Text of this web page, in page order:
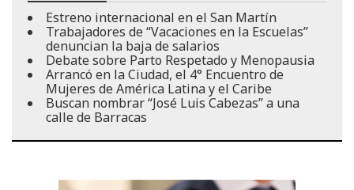
Estreno internacional en el San Martín
Trabajadores de “Vacaciones en la Escuelas”
denuncian la baja de salarios
Debate sobre Parto Respetado y Menopausia
Arrancó en la Ciudad, el 4° Encuentro de
Mujeres de América Latina y el Caribe
Buscan nombrar “José Luis Cabezas” a una
calle de Barracas